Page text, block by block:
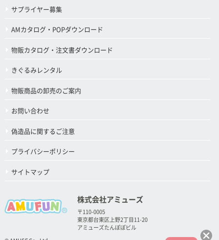
サプライヤー募集
AMカタログ・POPダウンロード
物販カタログ・注文書ダウンロード
きぐるみレンタル
物販商品の卸売のご案内
お問い合わせ
偽造品に関するご注意
プライバシーポリシー
サイトマップ
株式会社アミューズ
〒110-0005
東京都台東区上野2丁目11-20
アミューズたんぽぽビル